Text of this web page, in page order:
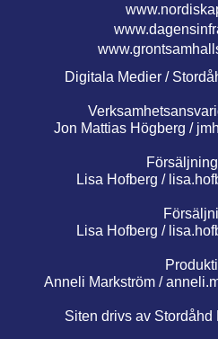
Digitala Medier /
Jon Mattias Högberg /
Lisa Hofberg /
Lisa Hofberg /
Anneli Markström /
Siten drivs av Stordåhd